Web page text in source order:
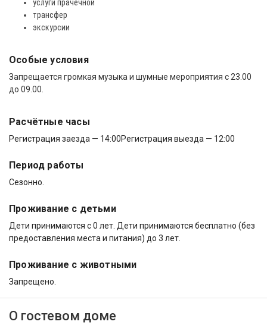
услуги прачечной
трансфер
экскурсии
Особые условия
Запрещается громкая музыка и шумные мероприятия с 23.00
до 09.00.
Расчётные часы
Регистрация заезда — 14:00Регистрация выезда — 12:00
Период работы
Сезонно.
Проживание с детьми
Дети принимаются с 0 лет. Дети принимаются бесплатно (без
предоставления места и питания) до 3 лет.
Проживание с животными
Запрещено.
О гостевом доме